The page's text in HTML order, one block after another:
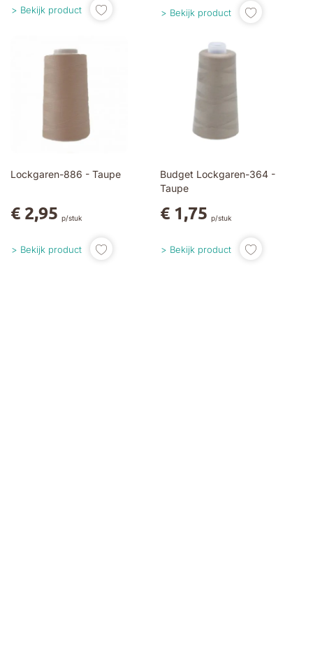
Bekijk product Bekijk product
Lockgaren-886 - Taupe
€ 2,95 p/stuk
Bekijk product
Budget Lockgaren-364 -
Taupe
€ 1,75 p/stuk
Bekijk product